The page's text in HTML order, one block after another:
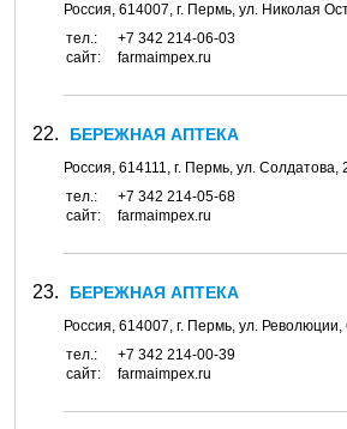
Россия, 614007, г. Пермь, ул. Николая
тел.:
+7 342 214-06-03
сайт:
farmaimpex.ru
БЕРЕЖНАЯ АПТЕКА
Россия, 614111, г. Пермь, ул. Солдатова,
тел.:
+7 342 214-05-68
сайт:
farmaimpex.ru
БЕРЕЖНАЯ АПТЕКА
Россия, 614007, г. Пермь, ул. Революции,
тел.:
+7 342 214-00-39
сайт:
farmaimpex.ru